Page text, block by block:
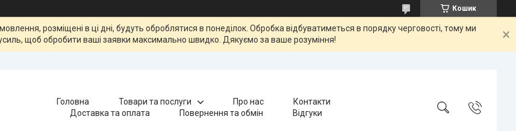
Кошик
розміщені в ці дні, будуть оброблятися в понеділок. Обробка відбуватиметься в порядку черговості, тому ми
щоб обробити ваші заявки максимально швидко. Дякуємо за ваше розуміння!
Головна Товари та послуги Про нас
Контакти
Доставка та оплата
Повернення та обмін Відгуки